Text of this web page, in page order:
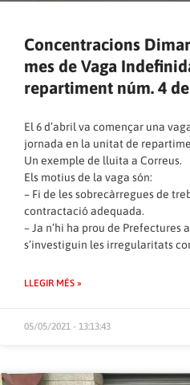
Concentracions
mes de Vaga
repartiment núm. 4
El 6 d’abril va començar una
jornada en la unitat de
Un exemple de lluita a Correus.
Els motius de la vaga són:
– Fi de les sobrecàrregues de
contractació adequada.
– Ja n’hi ha prou de Prefectures
s’investiguin les irregularitats
LLEGIR MÉS »
05/05/2021 - 13:13:43